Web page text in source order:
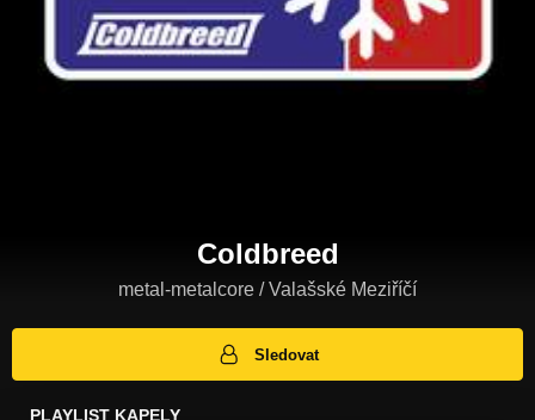
Coldbreed
metal-metalcore / Valašské Meziříčí
Sledovat
PLAYLIST KAPELY